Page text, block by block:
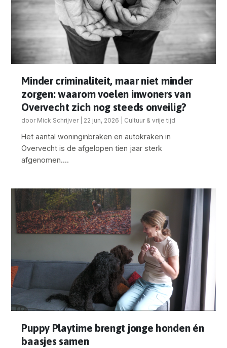
Minder criminaliteit, maar niet minder
zorgen: waarom voelen inwoners van
Overvecht zich nog steeds onveilig?
door Mick Schrijver| 22 jun, 2026 Cultuur & vrije tijd
Het aantal woninginbraken en autokraken in
Overvecht is de afgelopen tien jaar sterk
afgenomen....
Puppy Playtime brengt jonge honden én
baasjes samen